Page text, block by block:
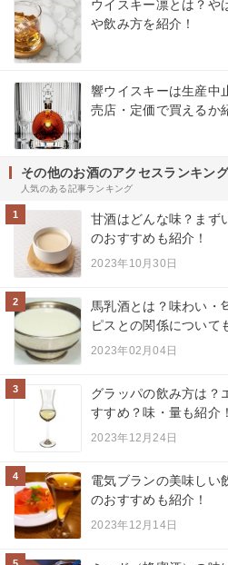
ウイスキー凛とは？や
や飲み方を紹介！
響ウイスキーは生産中
売店・定価で買えるか
その他のお酒のアクセスランキング
人気のある記事ランキング
1
甘酒はどんな味？まず
のおすすめも紹介！
2023年10月30日
2
馬乳酒とは？味わい・
ピスとの関係について
2023年02月04日
3
グラッパの飲み方は？
すすめ？味・量も紹介！
2023年12月24日
4
電気ブランの美味しい
のおすすめも紹介！
2023年12月14日